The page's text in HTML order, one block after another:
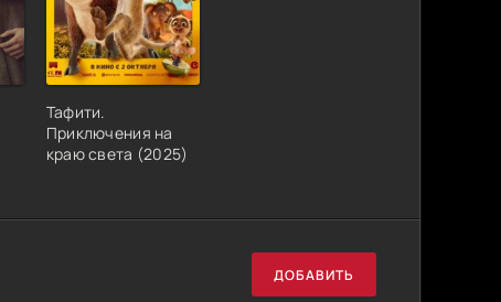
Тафити.
Приключения на
краю света (2025)
ДОБАВИТЬ